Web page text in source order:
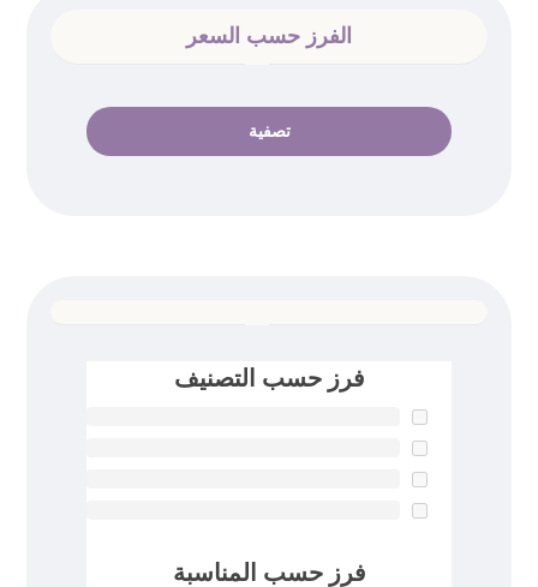
الفرز حسب السعر
تصفية
فرز حسب التصنيف
فرز حسب المناسبة